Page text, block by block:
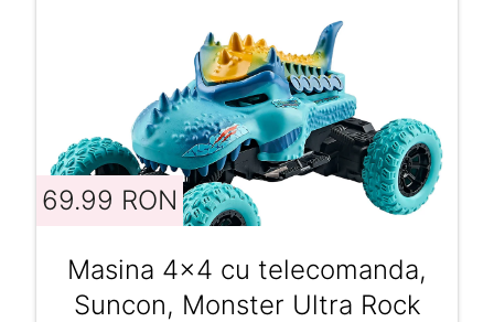
69.99 RON
Masina 4x4 cu telecomanda,
Suncon, Monster Ultra Rock